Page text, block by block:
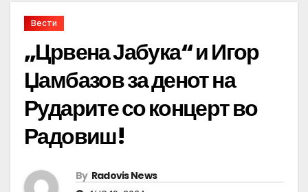
Вести
„Црвена Јабука“ и Игор
Џамбазов за денот на
Рударите со концерт во
Радовиш!
By Radovis News